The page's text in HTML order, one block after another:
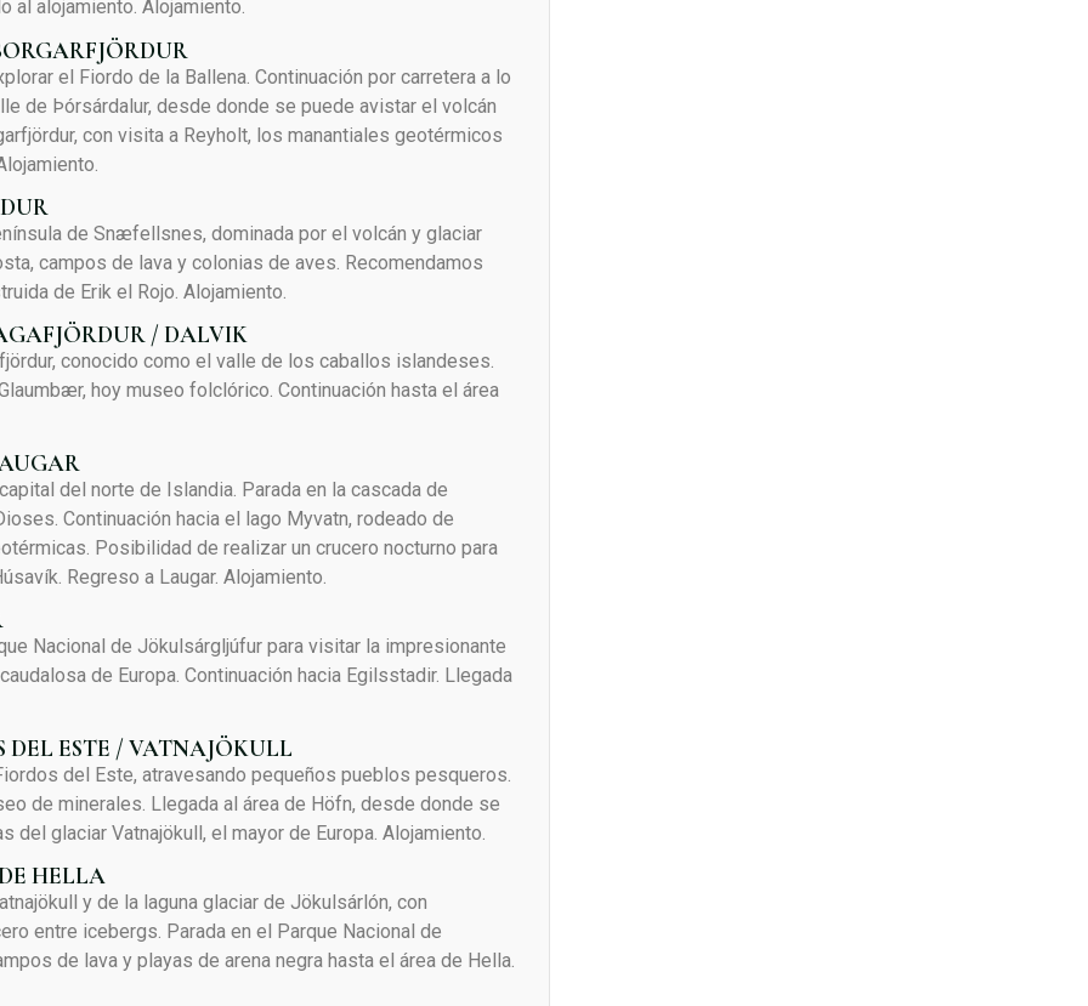
al alojamiento. Alojamiento.
el Fiordo de la Ballena. Continuación por carretera a lo
de Þórsárdalur, desde donde se puede avistar el volcán
con visita a Reyholt, los manantiales geotérmicos
de Snæfellsnes, dominada por el volcán y glaciar
campos de lava y colonias de aves. Recomendamos
de Erik el Rojo. Alojamiento.
/ DALVIK
conocido como el valle de los caballos islandeses.
hoy museo folclórico. Continuación hasta el área
del norte de Islandia. Parada en la cascada de
Continuación hacia el lago Myvatn, rodeado de
Posibilidad de realizar un crucero nocturno para
Regreso a Laugar. Alojamiento.
Nacional de Jökulsárgljúfur para visitar la impresionante
de Europa. Continuación hacia Egilsstadir. Llegada
DEL ESTE / VATNAJÖKULL
del Este, atravesando pequeños pueblos pesqueros.
de minerales. Llegada al área de Höfn, desde donde se
glaciar Vatnajökull, el mayor de Europa. Alojamiento.
HELLA
y de la laguna glaciar de Jökulsárlón, con
entre icebergs. Parada en el Parque Nacional de
de lava y playas de arena negra hasta el área de Hella.